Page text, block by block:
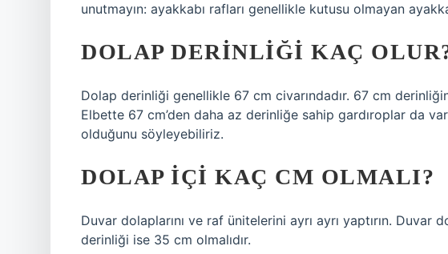
unutmayın: ayakkabı rafları genellikle kutusu olmayan
DOLAP DERINLIĞI KAÇ
Dolap derinliği genellikle 67 cm civarındadır. 67 cm
Elbette 67 cm’den daha az derinliğe sahip gardıroplar da
olduğunu söyleyebiliriz.
DOLAP IÇI KAÇ CM OLMALI?
Duvar dolaplarını ve raf ünitelerini ayrı ayrı yaptırın. Duvar
derinliği ise 35 cm olmalıdır.